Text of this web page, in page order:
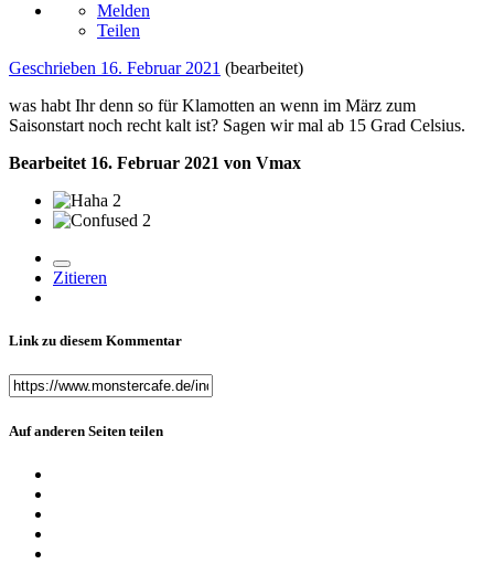
Melden
Teilen
Geschrieben 16. Februar 2021 (bearbeitet)
was habt Ihr denn so für Klamotten an wenn im März zum
Saisonstart noch recht kalt ist? Sagen wir mal ab 15 Grad Celsius.
Bearbeitet 16. Februar 2021 von Vmax
2
2
Zitieren
Link zu diesem Kommentar
Auf anderen Seiten teilen